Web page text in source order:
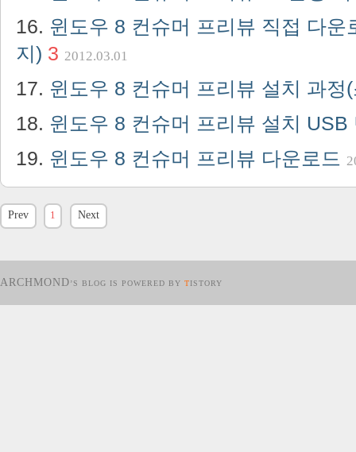
윈도우 8 컨슈머 프리뷰 직접 다운
지) 3 2012.03.01
윈도우 8 컨슈머 프리뷰 설치 과
윈도우 8 컨슈머 프리뷰 설치
윈도우 8 컨슈머 프리뷰 다운로드
Prev 1 Next
ARCHMOND’S BLOG IS POWERED BY TISTORY